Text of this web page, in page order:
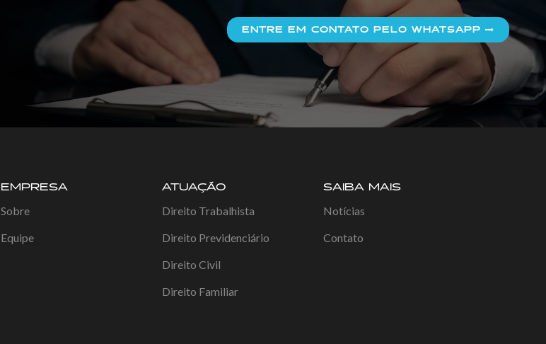
ENTRE EM CONTATO PELO WHATSAPP
EMPRESA
Sobre
Equipe
ATUAÇÃO
Direito Trabalhista
Direito Previdenciário
Direito Civil
Direito Familiar
SAIBA MAIS
Notícias
Contato